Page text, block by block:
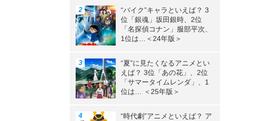
“バイク”キャラといえば？ 3
位「銀魂」坂田銀時、2位
「名探偵コナン」服部平次、
1位は…＜24年版＞
“夏”に見たくなるアニメとい
えば？ 3位「あの花」、2位
「サマータイムレンダ」、1
位は… ＜25年版＞
“時代劇”アニメといえば？ ア